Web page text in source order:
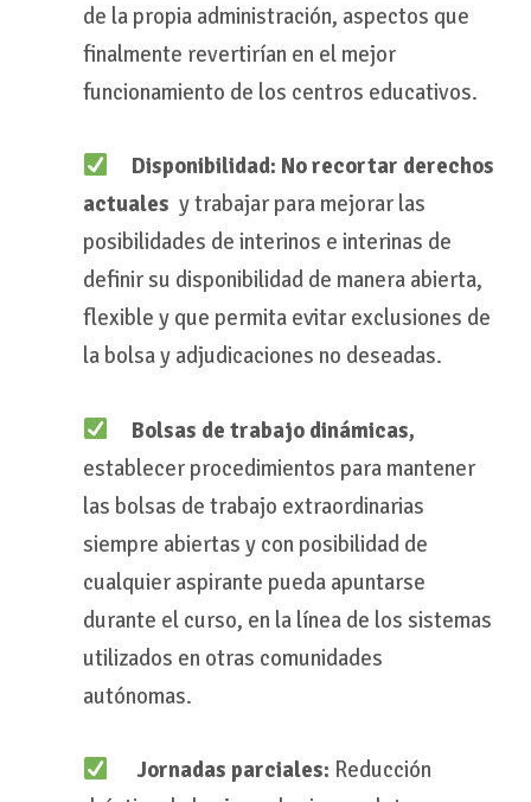
de la propia administración, aspectos que
finalmente revertirían en el mejor
funcionamiento de los centros educativos.
Disponibilidad: No recortar derechos
actuales y trabajar para mejorar las
posibilidades de interinos e interinas de
definir su disponibilidad de manera abierta,
flexible y que permita evitar exclusiones de
la bolsa y adjudicaciones no deseadas.
Bolsas de trabajo dinámicas,
establecer procedimientos para mantener
las bolsas de trabajo extraordinarias
siempre abiertas y con posibilidad de
cualquier aspirante pueda apuntarse
durante el curso, en la línea de los sistemas
utilizados en otras comunidades
autónomas.
Jornadas parciales: Reducción